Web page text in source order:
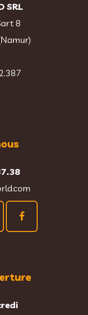
SRL
8